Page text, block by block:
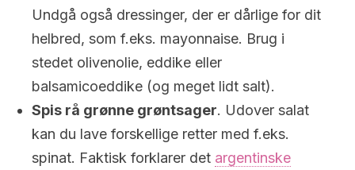
Undgå også dressinger, der er dårlige for dit
helbred, som f.eks. mayonnaise. Brug i
stedet olivenolie, eddike eller
balsamicoeddike (og meget lidt salt).
Spis rå grønne grøntsager. Udover salat
kan du lave forskellige retter med f.eks.
spinat. Faktisk forklarer det argentinske